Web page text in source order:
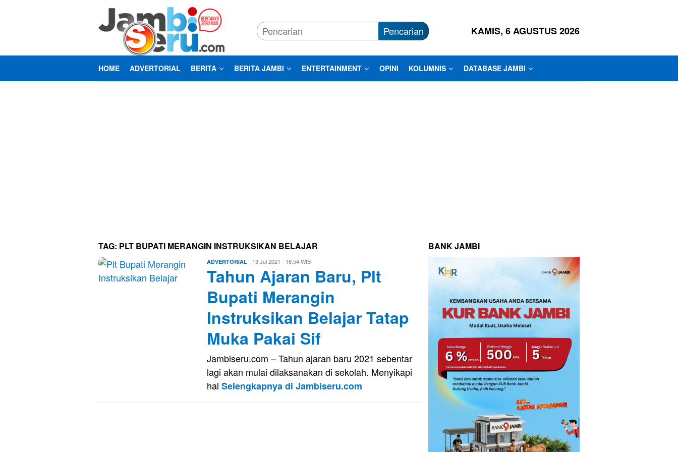
Pencarian KAMIS, 6 AGUSTUS 2026
HOME ADVERTORIAL BERITA BERITA JAMBI ENTERTAINMENT OPINI KOLUMNIS DATABASE JAMBI
TAG: PLT BUPATI MERANGIN INSTRUKSIKAN BELAJAR
ADVERTORIAL Eri
Saputra
13 Jul 2021 - 16:54 WIB
Tahun Ajaran Baru, Plt
Bupati Merangin
Instruksikan Belajar Tatap
Muka Pakai Sif
Jambiseru.com – Tahun ajaran baru 2021 sebentar
lagi akan mulai dilaksanakan di sekolah. Menyikapi
hal Selengkapnya di Jambiseru.com
BANK JAMBI